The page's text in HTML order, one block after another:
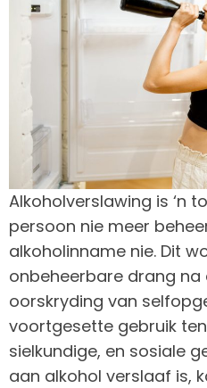
Alkoholverslawing is ‘n
persoon nie meer
alkoholinname nie. Dit
onbeheerbare drang na
oorskryding van
voortgesette gebruik
sielkundige, en sosiale
aan alkohol verslaaf is,